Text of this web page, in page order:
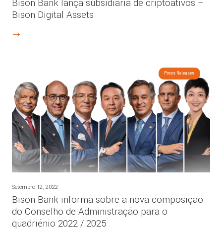
Bison Digital Assets
Press Releases
Setembro 12, 2022
Bison Bank informa sobre a nova composição
do Conselho de Administração para o
quadriénio 2022 / 2025